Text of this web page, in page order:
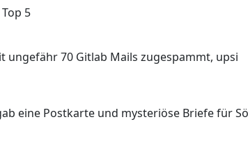
5
ungefähr 70 Gitlab Mails zugespammt, upsi
eine Postkarte und mysteriöse Briefe für